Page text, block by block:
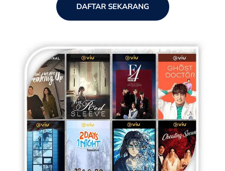
DAFTAR SEKARANG